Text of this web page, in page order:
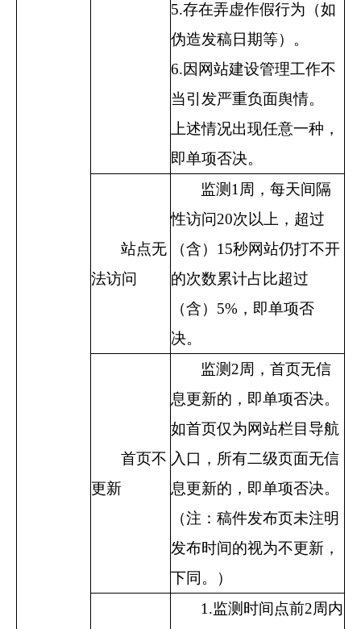
5.存在弄虚作假行为（如
伪造发稿日期等）。
6.因网站建设管理工作不
当引发严重负面舆情。
上述情况出现任意一种，
即单项否决。
站点无
法访问
监测 1 周，每天间隔
性访问20次以上，超过
（含） 15秒网站仍打不开
的次数累计占比超过
（含） 5% ，即单项否
决。
首页不
更新
监测 2周，首页无信
息更新的，即单项否决。
如首页仅为网站栏目导航
入口，所有二级页面无信
息更新的，即单项否决。
（注：稿件发布页未注明
发布时间的视为不更新，
下同。）
1.监测时间点前2周内